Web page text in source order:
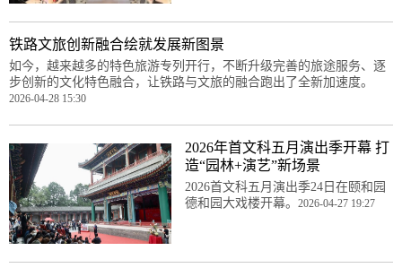
铁路文旅创新融合绘就发展新图景
如今，越来越多的特色旅游专列开行，不断升级完善的旅途服务、逐
步创新的文化特色融合，让铁路与文旅的融合跑出了全新加速度。
2026-04-28 15:30
2026年首文科五月演出季开幕 打
造“园林+演艺”新场景
2026首文科五月演出季24日在颐和园
德和园大戏楼开幕。 2026-04-27 19:27